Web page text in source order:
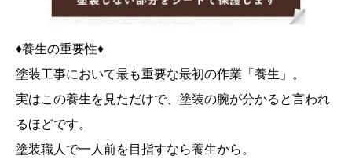
♦養生の重要性♦
塗装工事において最も重要な最初の作業「養生」。
実はこの養生を見ただけで、塗装の腕が分かると言われ
るほどです。
塗装職人で一人前を目指すなら養生から。